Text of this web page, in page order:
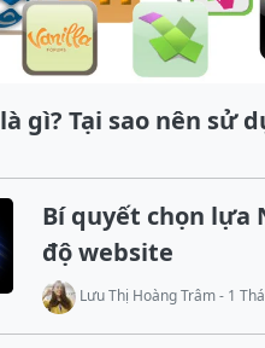
gì? Tại sao nên sử
Bí quyết chọn lựa
độ website
Lưu Thị Hoàng Trâm - 1